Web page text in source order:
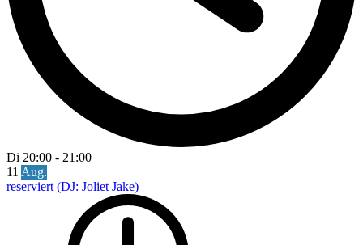
Di 20:00 - 21:00
11 Aug.
reserviert (DJ: Joliet Jake)